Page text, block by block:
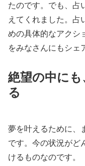
たのです。でも、占
えてくれました。占
めの具体的なアクシ
をみなさんにもシェ
絶望の中に
る
夢を叶えるために、
です。今の状況がど
けるものなのです。